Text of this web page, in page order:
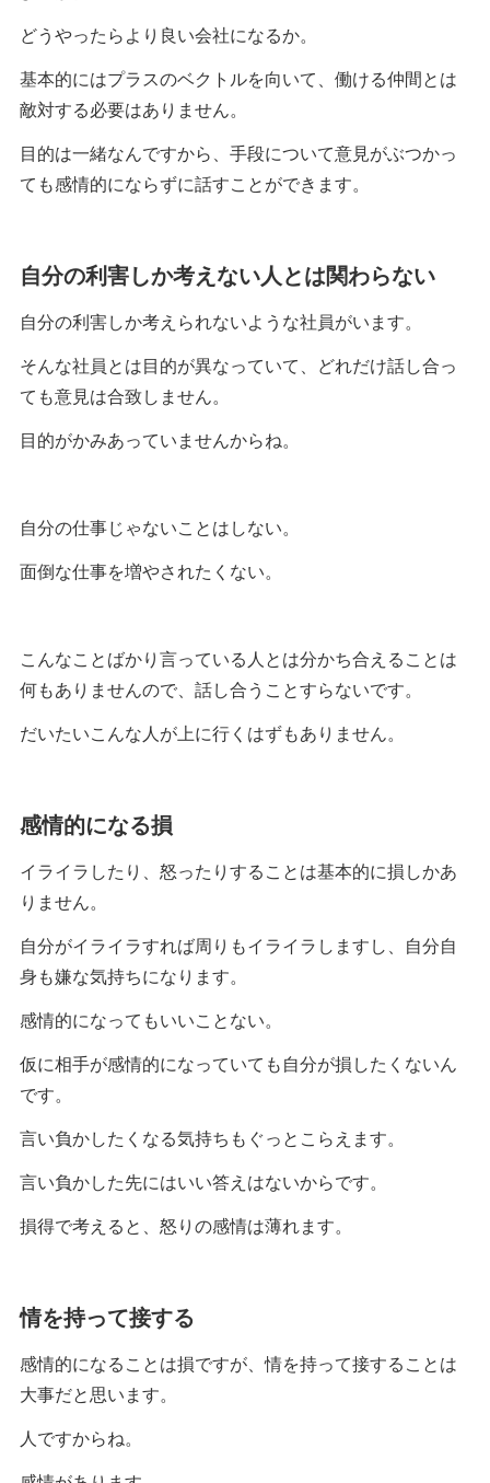
どうやったらより良い会社になるか。
基本的にはプラスのベクトルを向いて、働ける仲間とは
敵対する必要はありません。
目的は一緒なんですから、手段について意見がぶつかっ
ても感情的にならずに話すことができます。
自分の利害しか考えない人とは関わらない
自分の利害しか考えられないような社員がいます。
そんな社員とは目的が異なっていて、どれだけ話し合っ
ても意見は合致しません。
目的がかみあっていませんからね。
自分の仕事じゃないことはしない。
面倒な仕事を増やされたくない。
こんなことばかり言っている人とは分かち合えることは
何もありませんので、話し合うことすらないです。
だいたいこんな人が上に行くはずもありません。
感情的になる損
イライラしたり、怒ったりすることは基本的に損しかあ
りません。
自分がイライラすれば周りもイライラしますし、自分自
身も嫌な気持ちになります。
感情的になってもいいことない。
仮に相手が感情的になっていても自分が損したくないん
です。
言い負かしたくなる気持ちもぐっとこらえます。
言い負かした先にはいい答えはないからです。
損得で考えると、怒りの感情は薄れます。
情を持って接する
感情的になることは損ですが、情を持って接することは
大事だと思います。
人ですからね。